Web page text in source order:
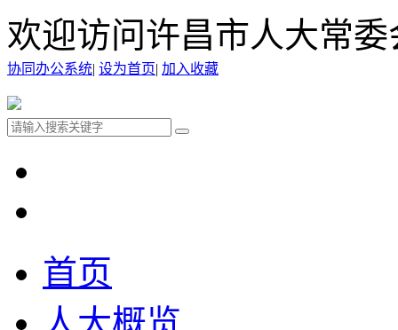
欢迎访问许昌市人大常
协同办公系统| 设为首页| 加入收藏
首页